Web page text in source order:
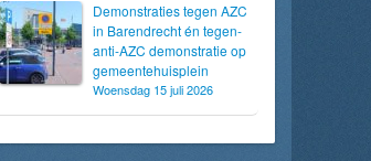
Demonstraties tegen AZC
in Barendrecht én tegen-
anti-AZC demonstratie op
gemeentehuisplein
Woensdag 15 juli 2026